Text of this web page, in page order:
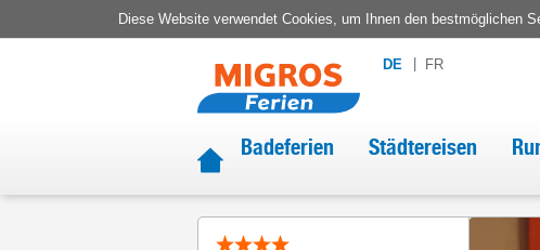
Diese Website verwendet Cookies, um Ihnen den bestmöglichen
DE FR
Badeferien Städtereisen